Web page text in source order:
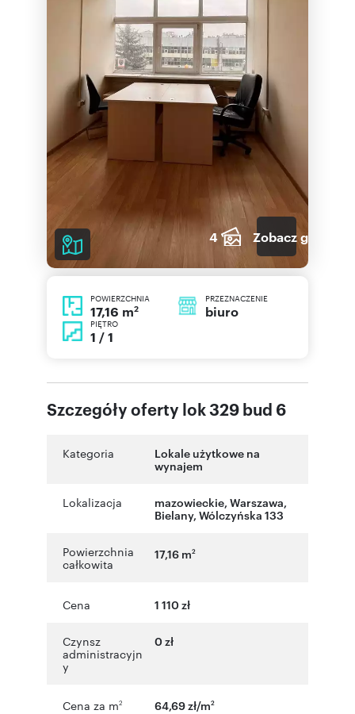
4 Zobacz galerię
POWIERZCHNIA
17,16 m2
PRZEZNACZENIE
biuro
PIĘTRO
1 / 1
Szczegóły oferty lok 329 bud 6
Kategoria
Lokale użytkowe na
wynajem
Lokalizacja mazowieckie, Warszawa,
Bielany, Wólczyńska 133
Powierzchnia
całkowita
17,16 m2
Cena 1 110 zł
Czynsz
administracyjn
y
0 zł
Cena za m2 64,69 zł/m2